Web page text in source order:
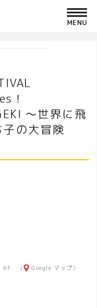
！
〜世界に飛
の大冒険
6F （
Google マップ）